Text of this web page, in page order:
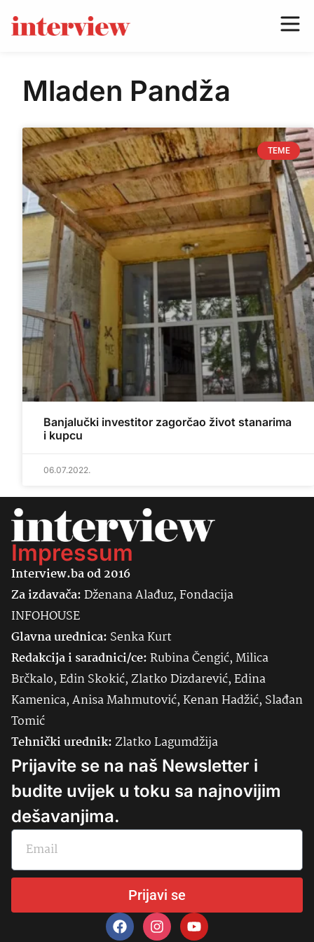
Mladen Pandža
TEME
Banjalučki investitor zagorčao život stanarima
i kupcu
06.07.2022.
Impressum
Interview.ba od 2016
Za izdavača:Dženana Alađuz, Fondacija
INFOHOUSE
Glavna urednica: SenkaKurt
Redakcija i saradnici/ce:Rubina Čengić, Milica
Brčkalo, Edin Skokić, Zlatko Dizdarević, Edina
Kamenica, Anisa Mahmutović, Kenan Hadžić, Slađan
Tomić
Tehnički urednik:Zlatko Lagumdžija
Prijavite se na naš Newsletter i
budite uvijek u toku sa najnovijim
dešavanjima.
Prijavi se